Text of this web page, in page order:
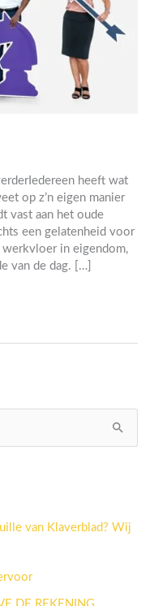
heeft wat
op z’n eigen manier
vast aan het oude
een gelatenheid voor
in eigendom,
van de dag. […]
van Klaverblad? Wij